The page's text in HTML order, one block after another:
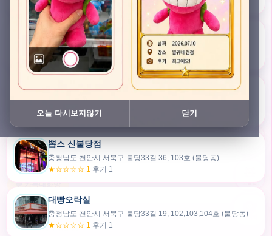
★★★★★ 4.7후기 49
픽스팟 불당점
충청남도 천안시 서북구 불당33길 47, 106호 (불당동)
★☆☆☆☆ 1 후기 1
쿠보 신불당점
충청남도 천안시 서북구 불당33길 35, 105호 (불당동)
★★★☆☆ 2.5후기 2
뽑스 신불당점
충청남도 천안시 서북구 불당33길 36, 103호 (불당동)
★☆☆☆☆ 1 후기 1
대빵오락실
충청남도 천안시 서북구 불당33길 19, 102,103,104호 (불당동)
★☆☆☆☆ 1 후기 1
30m
내위치
💬 카톡대화방
오늘 다시보지않기 닫기